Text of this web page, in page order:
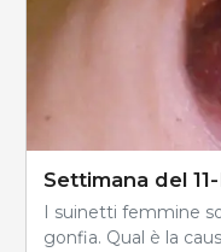
Settimana del
I suinetti femmine
gonfia. Qual è la